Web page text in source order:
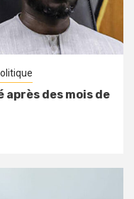
après des mois de